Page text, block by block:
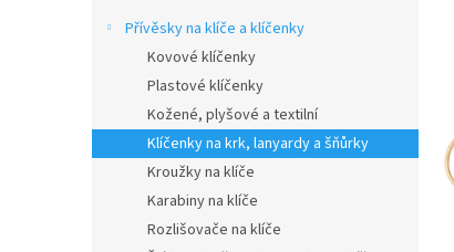
a
Přívěsky na klíče a klíčenky
Kovové klíčenky
Plastové klíčenky
Kožené, plyšové a textilní
Klíčenky na krk, lanyardy a šňůrky
Kroužky na klíče
Karabiny na klíče
Rozlišovače na klíče